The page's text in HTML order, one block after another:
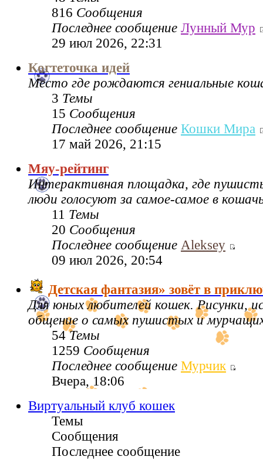
816 Сообщения
Последнее сообщение Лунный Мур
29 июл 2026, 22:31
Когтеточка идей
Место где рождаются гениальные
3 Темы
15 Сообщения
Последнее сообщение Кошки Мира
17 май 2026, 21:15
Мяу-рейтинг
Интерактивная площадка, где
люди голосуют за самое-самое в
11 Темы
20 Сообщения
Последнее сообщение Aleksey
09 июл 2026, 20:54
Детская фантазия» зовёт в
Для юных любителей кошек. Рисунки,
общение о самых пушистых и
54Темы
1259 Сообщения
Последнее сообщение Мурчик
Вчера, 18:06
Виртуальный клуб кошек
Темы
Сообщения
Последнее сообщение